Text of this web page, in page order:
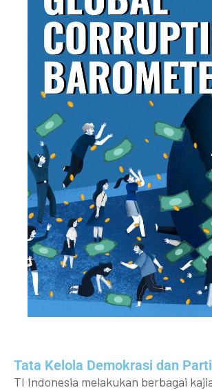
Tata Kelola Demokrasi dan
TI Indonesia melakukan berbagai